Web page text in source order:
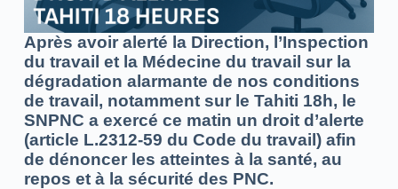
Après avoir alerté la Direction, l’Inspection
du travail et la Médecine du travail sur la
dégradation alarmante de nos conditions
de travail, notamment sur le Tahiti 18h, le
SNPNC a exercé ce matin un droit d’alerte
(article L.2312-59 du Code du travail) afin
de dénoncer les atteintes à la santé, au
repos et à la sécurité des PNC.